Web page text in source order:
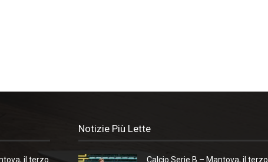
il terzo
Notizie Più Lette
Calcio Serie B – Mantova, il terzo